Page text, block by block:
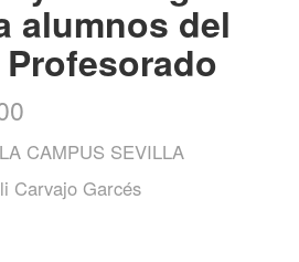
alumnos del
CAMPUS SEVILLA
Carvajo Garcés